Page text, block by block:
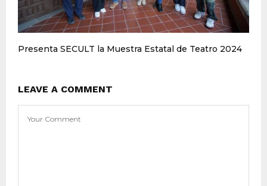
Presenta SECULT la Muestra Estatal de Teatro 2024
LEAVE A COMMENT